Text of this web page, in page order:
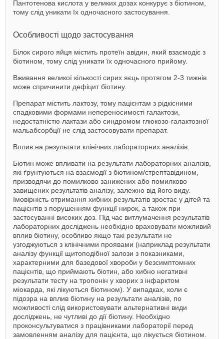
Пантотенова кислота у великих дозах конкурує з біотином,
тому слід уникати їх одночасного застосування.
Особливості щодо застосування
Білок сирого яйця містить протеїн авідин, який взаємодіє з
біотином, тому слід уникати їх одночасного прийому.
Вживання великої кількості сирих яєць протягом 2-3 тижнів
може спричинити дефіцит біотину.
Препарат містить лактозу, тому пацієнтам з рідкісними
спадковими формами непереносимості галактози,
недостатністю лактази або синдромом глюкозо-галактозної
мальабсорбції не слід застосовувати препарат.
Вплив на результати клінічних лабораторних аналізів.
Біотин може впливати на результати лабораторних аналізів,
які ґрунтуються на взаємодії з біотином/стрептавідином,
призводячи до помилково занижених або помилково
завищених результатів аналізу, залежно від його виду.
Імовірність отримання хибних результатів зростає у дітей та
пацієнтів з порушенням функції нирок, а також при
застосуванні високих доз. Під час витлумачення результатів
лабораторних досліджень необхідно враховувати можливий
вплив біотину, особливо якщо такі результати не
узгоджуються з клінічними проявами (наприклад результати
аналізу функції щитоподібної залози з показниками,
характерними для базедової хвороби у безсимптомних
пацієнтів, що приймають біотин, або хибно негативні
результати тесту на тропонін у хворих з інфарктом
міокарда, які лікуються біотином). У випадках, коли є
підозра на вплив біотину на результати аналізів, по
можливості слід використовувати альтернативні види
досліджень, не чутливі до дії біотину. Необхідно
проконсультуватися з працівниками лабораторії перед
замовленням аналізу для пацієнта, що лікується біотином.